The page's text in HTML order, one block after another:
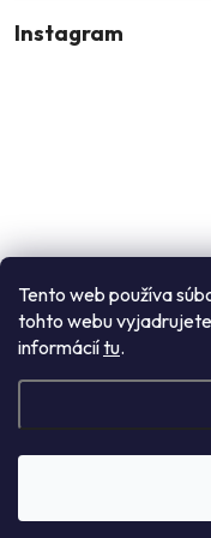
Tento web používa
tohto webu vyjadrujete
informáciítu.
Instagram
Sledovať